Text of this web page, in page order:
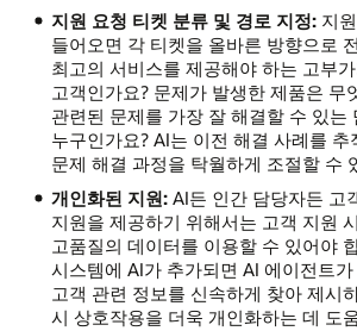
지원 요청 티켓 분류 및 경로 지정:지
들어오면 각 티켓을 올바른 방향으로
최고의 서비스를 제공해야 하는 고부
고객인가요? 문제가 발생한 제품은 무
관련된 문제를 가장 잘 해결할 수 있는
누구인가요? AI는 이전 해결 사례를 추
문제 해결 과정을 탁월하게 조절할 수
개인화된 지원:AI든 인간 담당자든 고
지원을 제공하기 위해서는 고객 지원
고품질의 데이터를 이용할 수 있어야
시스템에 AI가 추가되면 AI 에이전트
고객 관련 정보를 신속하게 찾아 제시
시 상호작용을 더욱 개인화하는 데 도